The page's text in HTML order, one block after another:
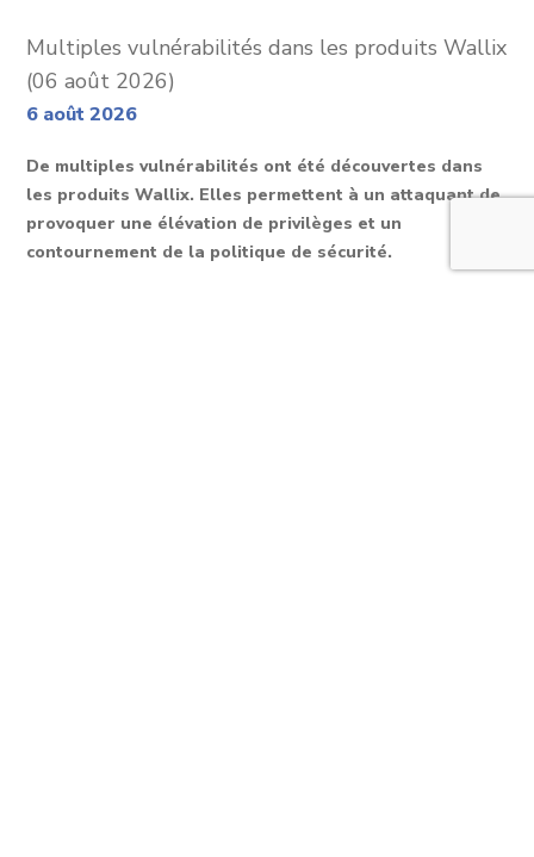
Multiples vulnérabilités dans les produits Wallix
(06 août 2026)
6 août 2026
De multiples vulnérabilités ont été découvertes dans
les produits Wallix. Elles permettent à un attaquant de
provoquer une élévation de privilèges et un
contournement de la politique de sécurité.